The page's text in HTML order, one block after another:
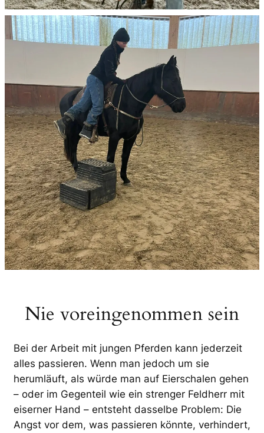
Nie voreingenommen sein
Bei der Arbeit mit jungen Pferden kann jederzeit
alles passieren. Wenn man jedoch um sie
herumläuft, als würde man auf Eierschalen gehen
– oder im Gegenteil wie ein strenger Feldherr mit
eiserner Hand – entsteht dasselbe Problem: Die
Angst vor dem, was passieren könnte, verhindert,